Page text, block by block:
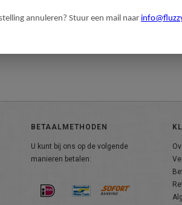
BETAALMETHODEN
U kunt bij ons op de volgende
manieren betalen:
annuleren? Stuur een mail naar